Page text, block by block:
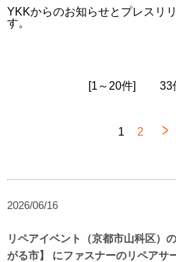
YKKからのお知らせとプレスリ
す。
[1～20件] 33
1 2 >
2026/06/16
リペアイベント（京都市山科区）
がる市】 にファスナーのリペアサ